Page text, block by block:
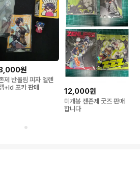
원
제 반올림 피자 엘렌
+ld 포카 판매
12,000원
미개봉 젠존제 굿즈 판매
합니다